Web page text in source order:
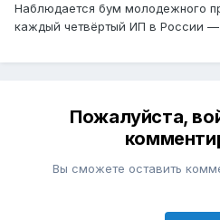
Наблюдается бум молодежного
каждый четвёртый ИП в России
Пожалуйста,
Вы сможете оставить